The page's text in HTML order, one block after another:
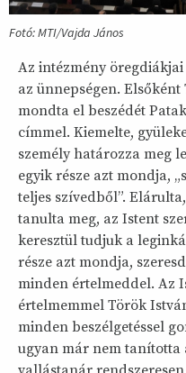
Fotó: MTI/Vajda János
Az intézmény
az ünnepségen.
mondta el beszédét
címmel. Kiemelte,
személy határozza meg
egyik része azt mondja,
teljes szívedből”.
tanulta meg, az Istent
keresztül tudjuk a
része azt mondja,
minden értelmeddel. Az
értelmemmel Török
minden beszélgetéssel
ugyan már nem tanította